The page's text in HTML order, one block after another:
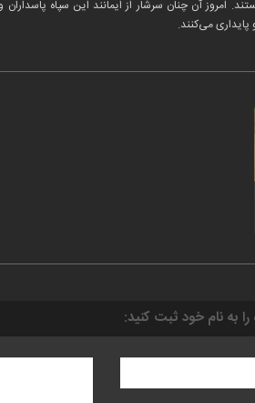
پایداری می‌کنند.
را به نام خود ثبت کنید: